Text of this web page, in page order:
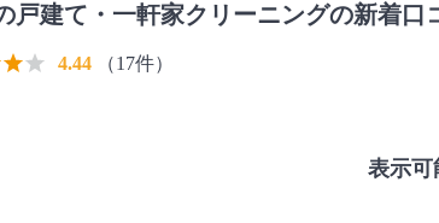
戸建て・一軒家クリーニングの新着口
4.44 （17件）
表示可